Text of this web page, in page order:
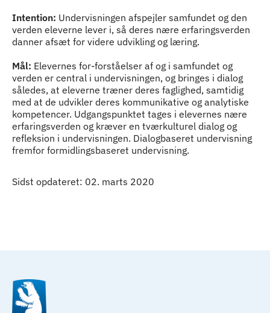
Intention: Undervisningen afspejler samfundet og den
verden eleverne lever i, så deres nære erfaringsverden
danner afsæt for videre udvikling og læring.
Mål: Elevernes for-forståelser af og i samfundet og
verden er central i undervisningen, og bringes i dialog
således, at eleverne træner deres faglighed, samtidig
med at de udvikler deres kommunikative og analytiske
kompetencer. Udgangspunktet tages i elevernes nære
erfaringsverden og kræver en tværkulturel dialog og
refleksion i undervisningen. Dialogbaseret undervisning
fremfor formidlingsbaseret undervisning.
Sidst opdateret: 02. marts 2020